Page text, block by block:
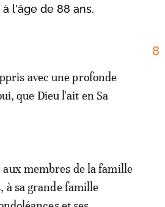
l'âge de 88 ans.
avec une profonde
que Dieu l'ait en Sa
membres de la famille
à sa grande famille
8